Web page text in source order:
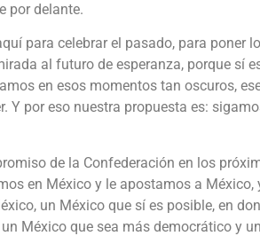
por delante.
para celebrar el pasado, para poner
al futuro de esperanza, porque sí
en esos momentos tan oscuros,
Y por eso nuestra propuesta es:
de la Confederación en los
en México y le apostamos a
un México que sí es posible, en
México que sea más democrático y